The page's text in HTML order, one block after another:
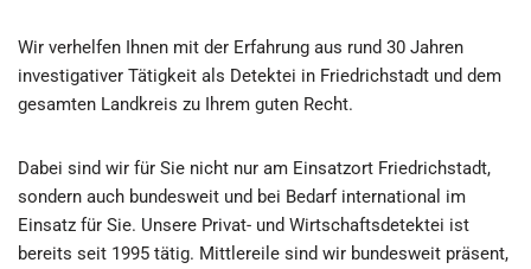
Wir verhelfen Ihnen mit der Erfahrung aus rund 30 Jahren
investigativer Tätigkeit als Detektei in Friedrichstadt und dem
gesamten Landkreis zu Ihrem guten Recht.
Dabei sind wir für Sie nicht nur am Einsatzort Friedrichstadt,
sondern auch bundesweit und bei Bedarf international im
Einsatz für Sie. Unsere Privat- und Wirtschaftsdetektei ist
bereits seit 1995 tätig. Mittlereile sind wir bundesweit präsent,